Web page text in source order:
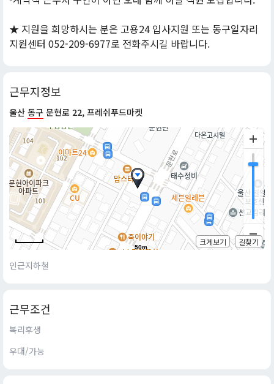
★ 지원을 희망하시는 분은 고용24 입사지원 또는 동구일자리
지원센터 052-209-6977로 전화주시길 바랍니다.
근무지정보
울산 동구 문현로 22, 프레쉬푸드마켓
50m
크게보기 길찾기
인근지하철
근무조건
복리후생
우대/가능